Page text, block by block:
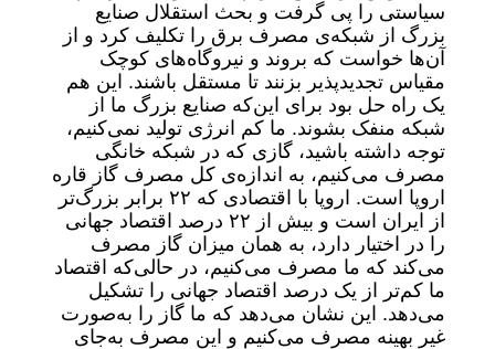
سیاستی را پی گرفت و بحث استقلال صنایع
بزرگ از شبکه‌ی مصرف برق را تکلیف کرد و از
آن‌ها خواست که بروند و نیروگاه‌های کوچک
مقیاس تجدیدپذیر بزنند تا مستقل باشند. این هم
یک راه حل بود برای این‌که صنایع بزرگ ما از
شبکه منفک بشوند. ما کم انرژی تولید نمی‌کنیم،
توجه داشته باشید، گازی که در شبکه خانگی
مصرف می‌کنیم، به اندازه‌ی کل مصرف گاز قاره
اروپا است. اروپا با اقتصادی که ۲۲ برابر بزرگ‌تر
از ایران است و بیش از ۲۲ درصد اقتصاد جهانی
را در اختیار دارد، به همان میزان گاز مصرف
می‌کند که ما مصرف می‌کنیم، در حالی‌که اقتصاد
ما کم‌تر از یک درصد اقتصاد جهانی را تشکیل
می‌دهد. این نشان می‌دهد که ما گاز را به‌صورت
غیر بهینه مصرف می‌کنیم و این مصرف به‌جای